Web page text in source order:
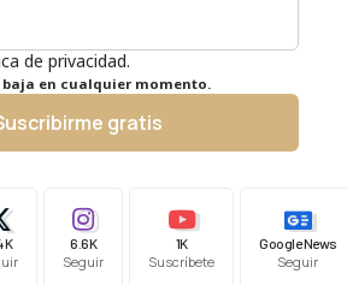
de privacidad.
baja en cualquier momento.
gratis
6.6K
Seguir
1K
Suscríbete
Google News
Seguir